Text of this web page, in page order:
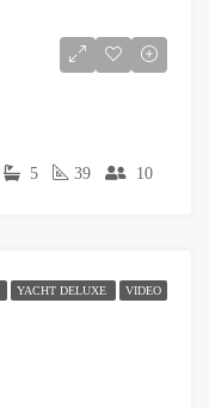
5 39 10
YACHT DELUXE VIDEO